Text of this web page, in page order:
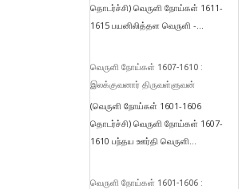
தொடர்ச்சி) வெருளி நோய்கள் 1611-
1615 பயனிலித்தள வெருளி -...
வெருளி நோய்கள் 1607-1610 :
இலக்குவனார் திருவள்ளுவன்
(வெருளி நோய்கள் 1601-1606
தொடர்ச்சி) வெருளி நோய்கள் 1607-
1610 பந்தய ஊர்தி வெருளி...
வெருளி நோய்கள் 1601-1606 :